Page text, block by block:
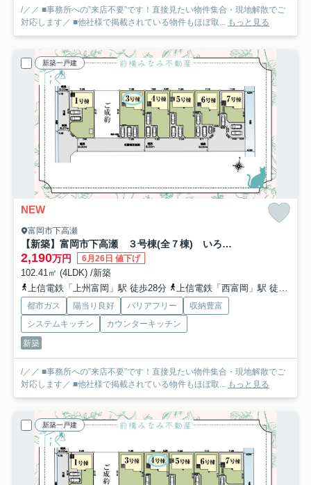
/／／ ■事務所への”来店不要”です！直接見たい物件集合・現地解散でご
対応します／ ■他社様で掲載されている物件もほぼ取... もっと見る
新築一戸建
NEW
富岡市下高瀬
【新築】富岡市下高瀬 ３号棟(全７棟) いろどりアイタウン 新築建売分譲
2,190万円 6月26日 値下げ
102.41㎡ (4LDK) /新築
上信電鉄「上州富岡」駅 徒歩28分
上信電鉄「西富岡」駅 徒歩19分
都市ガス 陽当り良好 バリアフリー
収納豊富
システムキッチン
カウンターキッチン
新築
/／／ ■事務所への”来店不要”です！直接見たい物件集合・現地解散でご
対応します／ ■他社様で掲載されている物件もほぼ取... もっと見る
新築一戸建